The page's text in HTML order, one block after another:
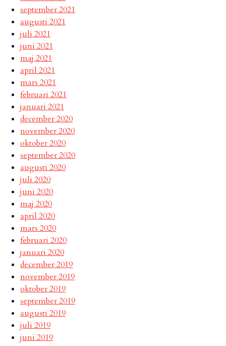
september 2021
augusti 2021
juli 2021
juni 2021
maj 2021
april 2021
mars 2021
februari 2021
januari 2021
december 2020
november 2020
oktober 2020
september 2020
augusti 2020
juli 2020
juni 2020
maj 2020
april 2020
mars 2020
februari 2020
januari 2020
december 2019
november 2019
oktober 2019
september 2019
augusti 2019
juli 2019
juni 2019